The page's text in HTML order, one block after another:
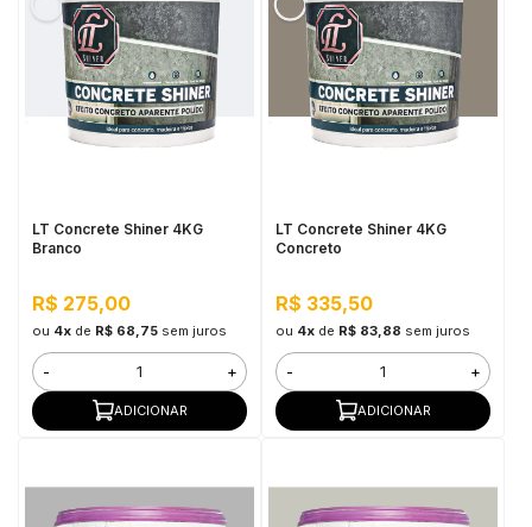
LT Concrete Shiner 4KG
Branco
R$ 275,00
ou 4xde R$ 68,75 sem juros
- +
ADICIONAR
LT Concrete Shiner 4KG
Concreto
R$ 335,50
ou 4xde R$ 83,88 sem juros
- +
ADICIONAR